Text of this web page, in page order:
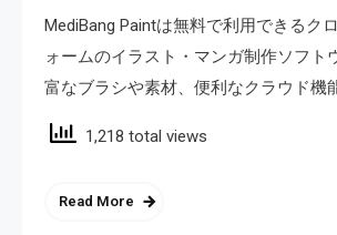
MediBang Paintは無料で利用できるク
ォームのイラスト・マンガ制作ソフト
富なブラシや素材、便利なクラウド機
1,218 total views
Read More